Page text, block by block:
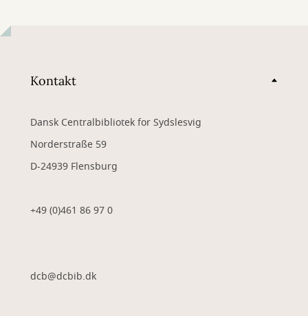
Kontakt
Dansk Centralbibliotek for Sydslesvig
Norderstraße 59
D-24939 Flensburg
+49 (0)461 86 97 0
dcb@dcbib.dk